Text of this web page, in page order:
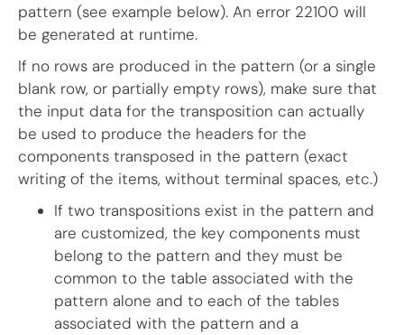
pattern (see example below). An error 22100 will
be generated at runtime.
If no rows are produced in the pattern (or a single
blank row, or partially empty rows), make sure that
the input data for the transposition can actually
be used to produce the headers for the
components transposed in the pattern (exact
writing of the items, without terminal spaces, etc.)
If two transpositions exist in the pattern and
are customized, the key components must
belong to the pattern and they must be
common to the table associated with the
pattern alone and to each of the tables
associated with the pattern and a